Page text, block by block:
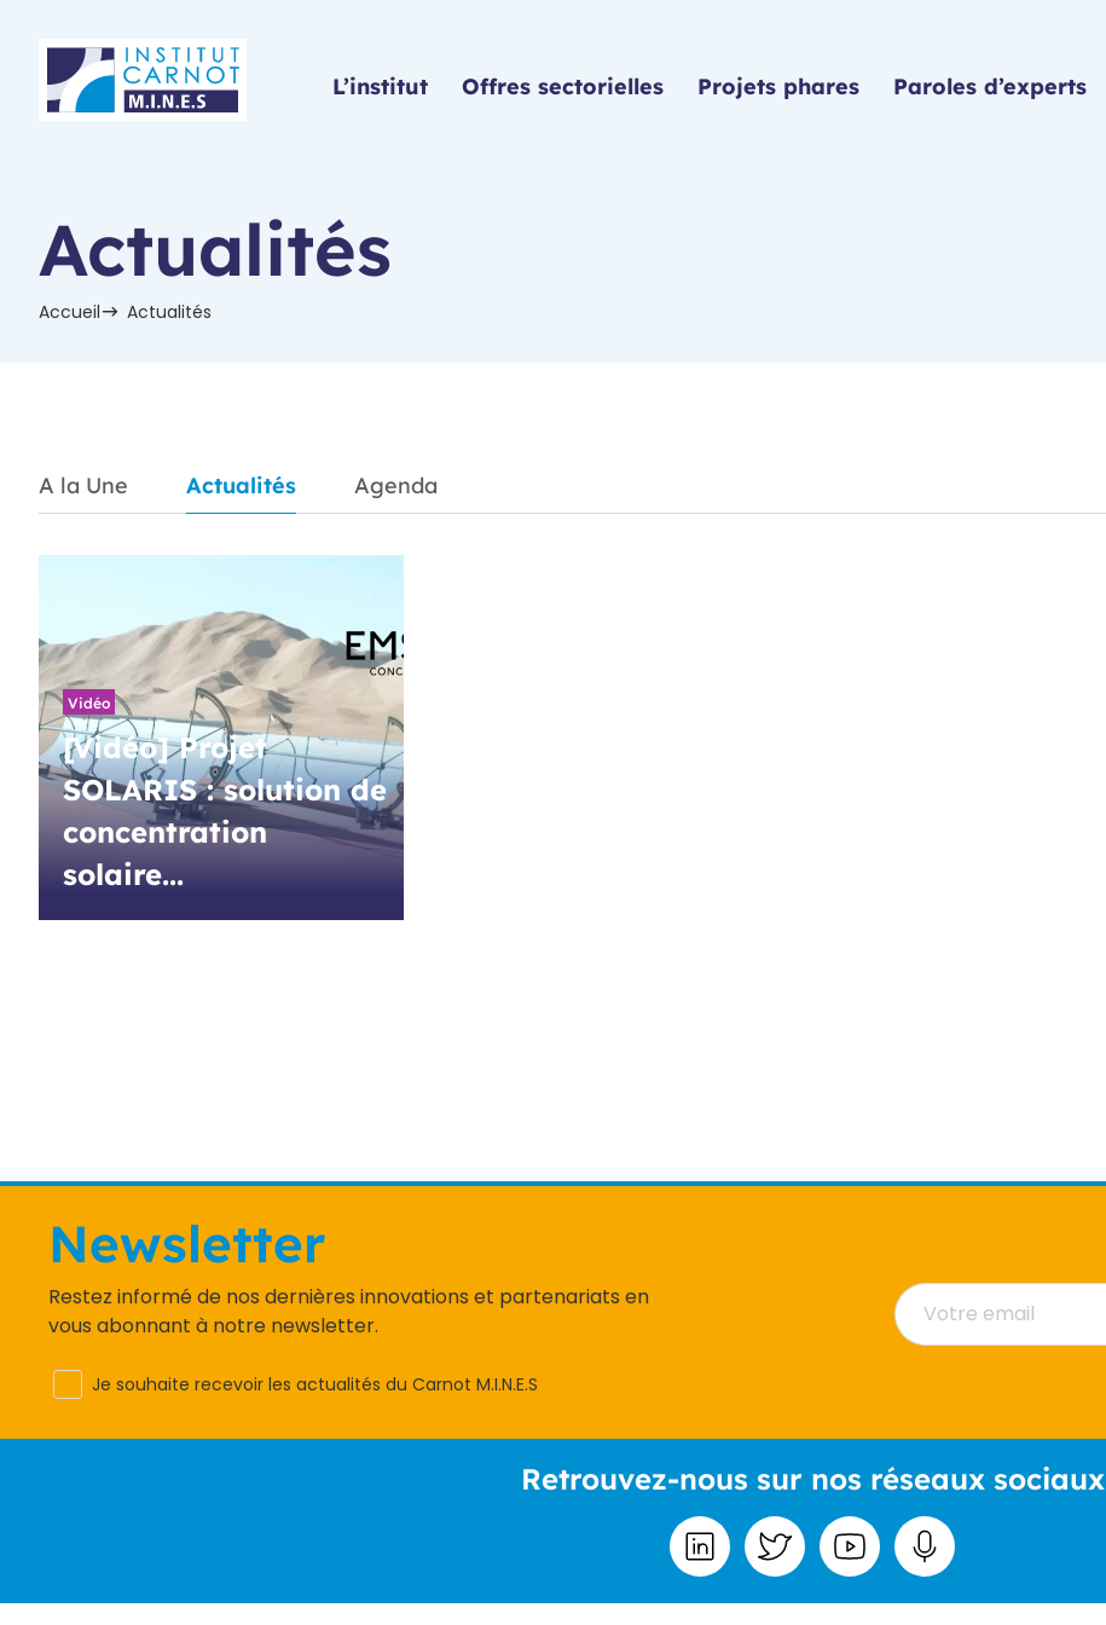
L’institut Offres sectorielles Projets phares Paroles d’experts
Actualités
Accueil Actualités
A la Une Actualités Agenda
Vidéo
[Vidéo] Projet
SOLARIS : solution de
concentration
solaire...
Newsletter
Restez informé de nos dernières innovations et partenariats en
vous abonnant à notre newsletter.
Je souhaite recevoir les actualités du Carnot M.I.N.E.S
Retrouvez-nous sur nos réseaux sociaux